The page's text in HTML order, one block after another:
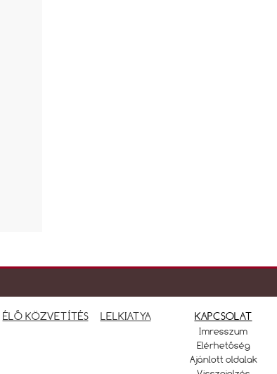
ÉLŐ KÖZVETÍTÉS LELKIATYA KAPCSOLAT
Imresszum
Elérhetőség
Ajánlott oldalak